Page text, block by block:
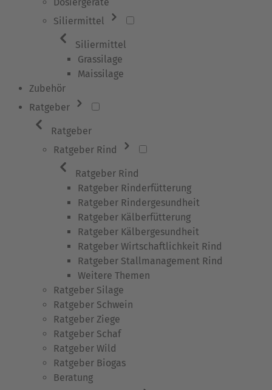
Siliermittel
Siliermittel
Grassilage
Maissilage
Zubehör
Ratgeber
Ratgeber
Ratgeber Rind
Ratgeber Rind
Ratgeber Rinderfütterung
Ratgeber Rindergesundheit
Ratgeber Kälberfütterung
Ratgeber Kälbergesundheit
Ratgeber Wirtschaftlichkeit Rind
Ratgeber Stallmanagement Rind
Weitere Themen
Ratgeber Silage
Ratgeber Schwein
Ratgeber Ziege
Ratgeber Schaf
Ratgeber Wild
Ratgeber Biogas
Beratung